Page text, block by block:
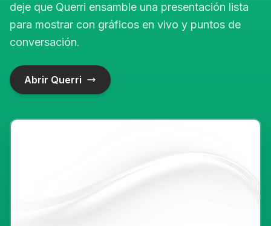
deje que Querri ensamble una presentación lista
para mostrar con gráficos en vivo y puntos de
conversación.
Abrir Querri